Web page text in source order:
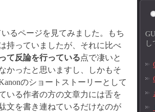
るページを見てみました。もち
持っていましたが、それに比べ
て反論を行っている点で凄いと
かったと思いますし、しかもそ
のショートストーリーとして
いる作者の方の文章力には舌を
文を書き連ねているだけなのが
し